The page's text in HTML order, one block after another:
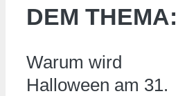
DEM THEMA:
Warum wird
Halloween am 31.